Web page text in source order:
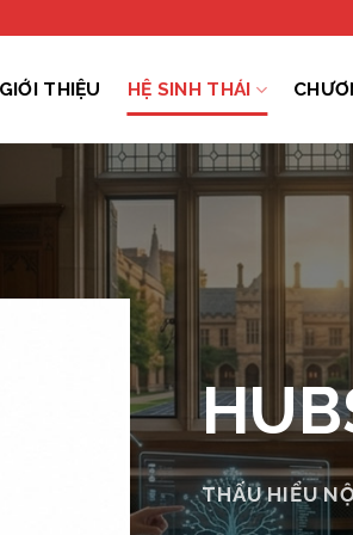
GIỚI THIỆU HỆ SINH THÁI
THẤU HIỂU